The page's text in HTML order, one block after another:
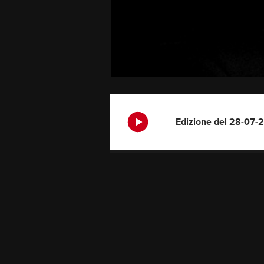
Edizione del 28-07-